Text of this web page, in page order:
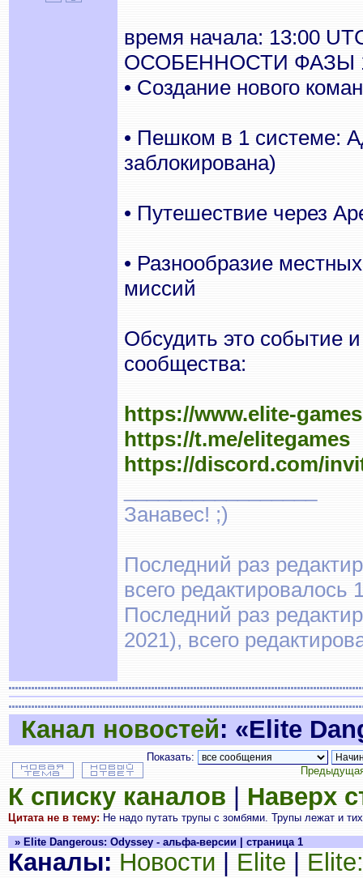
время начала: 13:00
ОСОБЕННОСТИ ФАЗЫ
• Создание нового
• Пешком в 1 системе:
заблокирована)
• Путешествие через
• Разнообразие
миссий
Обсудить это событие
сообщества:
https://www.elite-
https://t.me/elitegames
https://discord.com/
Занавес! ;)
Последний раз
всего редактировалось
Последний раз
2021), всего
Канал новостей: «Elite
Показать:
К списку каналов Наверх
Цитата не в тему: Не надо путать трупы с зомбями. Трупы лежат и
» Elite Dangerous: Odyssey - альфа-версии | страница 1
Каналы: Новости Elite